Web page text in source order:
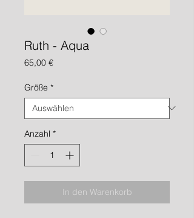
Ruth - Aqua
65,00 €Preis
Größe *
Anzahl *
In den Warenkorb